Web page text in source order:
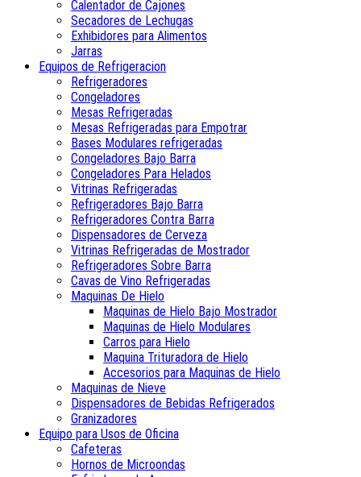
Calentador de Cajones
Secadores de Lechugas
Exhibidores para Alimentos
Jarras
Equipos de Refrigeracion
Refrigeradores
Congeladores
Mesas Refrigeradas
Mesas Refrigeradas para Empotrar
Bases Modulares refrigeradas
Congeladores Bajo Barra
Congeladores Para Helados
Vitrinas Refrigeradas
Refrigeradores Bajo Barra
Refrigeradores Contra Barra
Dispensadores de Cerveza
Vitrinas Refrigeradas de Mostrador
Refrigeradores Sobre Barra
Cavas de Vino Refrigeradas
Maquinas De Hielo
Maquinas de Hielo Bajo Mostrador
Maquinas de Hielo Modulares
Carros para Hielo
Maquina Trituradora de Hielo
Accesorios para Maquinas de Hielo
Maquinas de Nieve
Dispensadores de Bebidas Refrigerados
Granizadores
Equipo para Usos de Oficina
Cafeteras
Hornos de Microondas